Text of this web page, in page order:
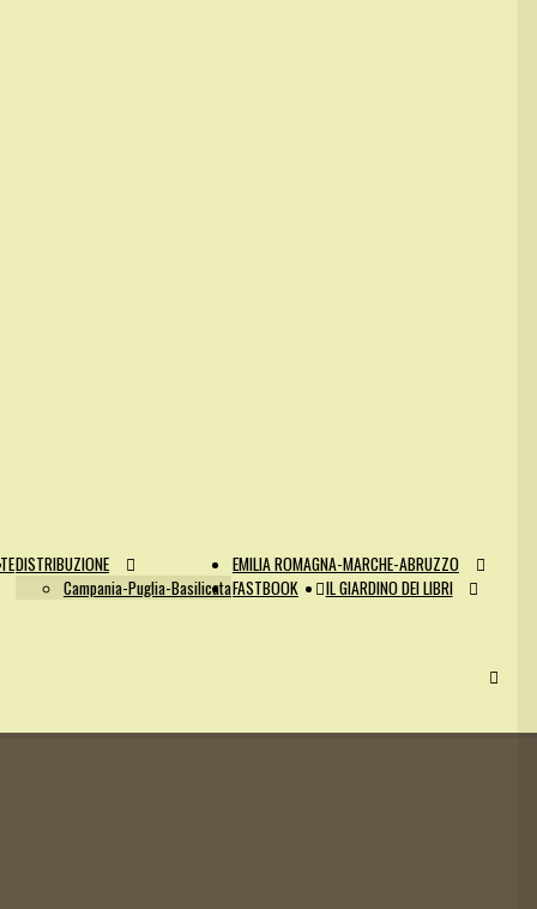
DISTRIBUZIONE
Campania-Puglia-Basilicata
EMILIA ROMAGNA-MARCHE-ABRUZZO
FASTBOOK
IL GIARDINO DEI LIBRI